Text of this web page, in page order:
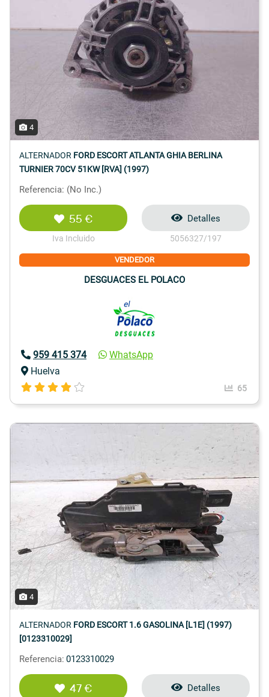
4
ALTERNADOR FORD ESCORT ATLANTA GHIA BERLINA
TURNIER 70CV 51KW [RVA] (1997)
Referencia: (No Inc.)
55 €
Iva Incluido
Detalles
5056327/197
VENDEDOR
DESGUACES EL POLACO
959 415 374
WhatsApp
Huelva
65
4
ALTERNADOR FORD ESCORT 1.6 GASOLINA [L1E] (1997)
[0123310029]
Referencia: 0123310029
47 € Detalles